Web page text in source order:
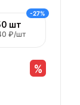
-27%
шт
₽/шт